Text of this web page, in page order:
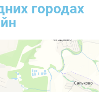
городах